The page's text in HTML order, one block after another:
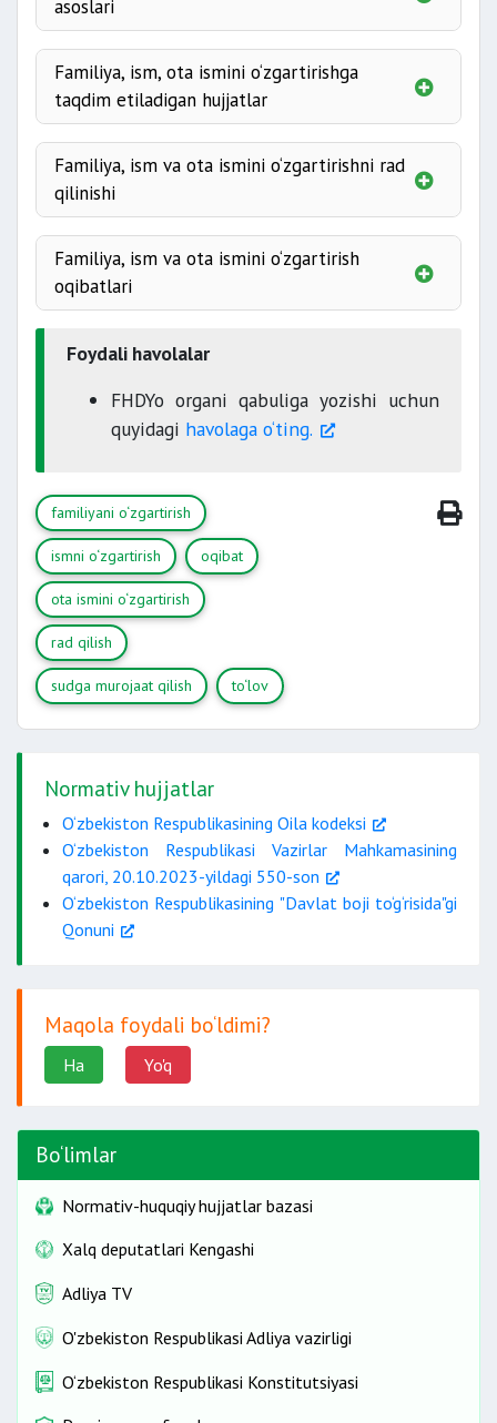
asoslari
milliy-tarixiy
sudning hal qiluv qarori asosida;
yoqimsiz
bo‘lsa;
millatiga to‘g‘ri kelmasa;
nikohgacha bo‘lgan familiyaga
umumiy familiyada bo‘lish
ko‘rib chiqiladi.
Familiya, ism, ota ismini o‘zgartirishga
taqdim etiladigan hujjatlar
tug‘ilganlik haqidagi
nikoh tuzilganligi haqidagi
guvohnomasi
tug‘ilganlik haqidagi
Familiya, ism va ota ismini o‘zgartirishni rad
qilinishi
ichki ishlar organiga jo‘natadi.
30 kun mobaynida o‘rganib chiqadi
asoslangan xulosa tuzadi.
Rad etish to‘g‘risidagi xulosa ustidan sudga
shikoyat qilinishi mumkin.
Familiya, ism va ota ismini o‘zgartirish
oqibatlari
xotindan birining familiyasi
familiyasining ham o‘zgartirilishiga sabab
bo‘ladi.
bolalarining familiyasi o‘zgarishiga sabab
bo‘lmaydi.
tomonidan hal etiladi.
ota ismi o‘zgarishiga olib keladi.
Voyaga etgan bolalarning ota ismi faqat
ularning arizalariga ko‘ra o‘zgartiriladi.
Foydali havolalar
FHDYo organi qabuliga yozishi uchun
quyidagi havolaga o‘ting.
familiyani o‘zgartirish
ismni o‘zgartirish oqibat
ota ismini o‘zgartirish
rad qilish
sudga murojaat qilish to‘lov
Normativ hujjatlar
O‘zbekiston Respublikasining Oila kodeksi
O‘zbekiston Respublikasi Vazirlar Mahkamasining
qarori, 20.10.2023-yildagi 550-son
O‘zbekiston Respublikasining "Davlat boji to‘g‘risida"gi
Qonuni
Maqola foydali bo‘ldimi?
Ha Yo'q
Bo‘limlar
Normativ-huquqiy hujjatlar bazasi
Xalq deputatlari Kengashi
Adliya TV
O'zbekiston Respublikasi Adliya vazirligi
O‘zbekiston Respublikasi Konstitutsiyasi